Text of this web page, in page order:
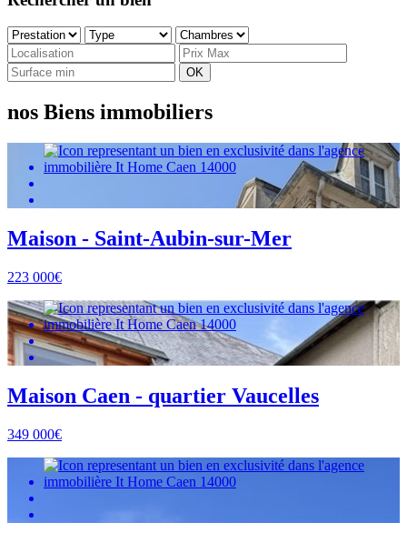
OK
nos Biens immobiliers
Maison - Saint-Aubin-sur-Mer
223 000€
Maison Caen - quartier Vaucelles
349 000€